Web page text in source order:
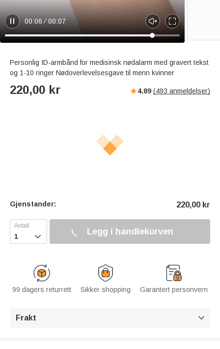
P
a
e
00:06 00:07
U
n
t
e
E
n
e
r
u
Personlig ID-armbånd for medisinsk nødalarm med gravert tekst
og 1-10 ringer Nødoverlevelsesgave til menn kvinner
220,00 kr 4.89 (493 anmeldelser)
Gjenstander: 220,00 kr
 Legg i handlekurven
99 dagers returrett Sikker shopping Garantert personvern
Frakt 